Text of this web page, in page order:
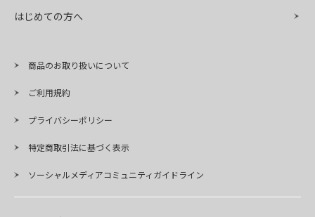
はじめての方へ
商品のお取り扱いについて
ご利用規約
プライバシーポリシー
特定商取引法に基づく表示
ソーシャルメディアコミュニティガイドライン